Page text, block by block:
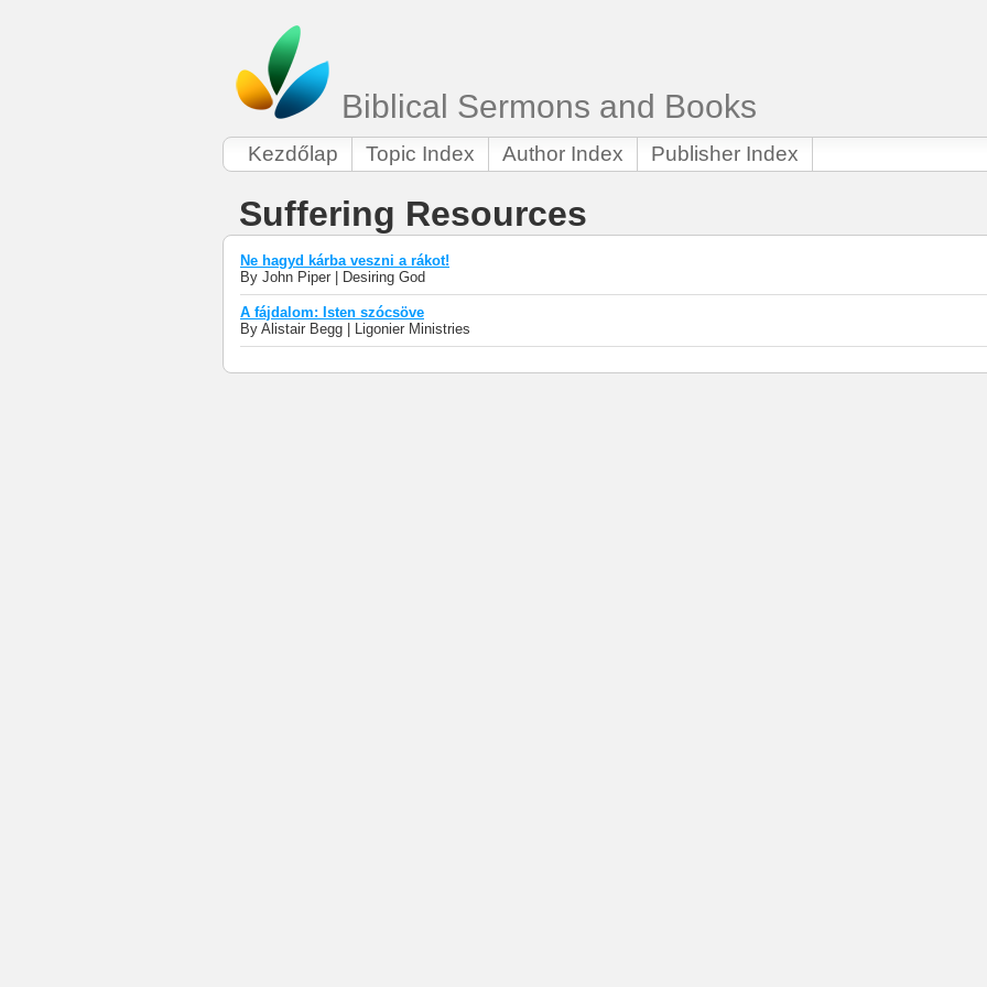
Biblical Sermons and Books
Kezdőlap Topic Index Author Index Publisher Index
Suffering Resources
Ne hagyd kárba veszni a rákot!
By John Piper | Desiring God
A fájdalom: Isten szócsöve
By Alistair Begg | Ligonier Ministries